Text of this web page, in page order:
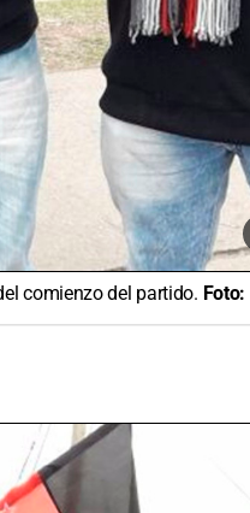
comienzo del partido. Foto: